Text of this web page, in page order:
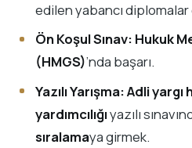
edilen yabancı
Ön Koşul Sınav: Hukuk
(HMGS)’nda başarı.
Yazılı Yarışma:Adli yargı
yardımcılığıyazılı
sıralamaya girmek.